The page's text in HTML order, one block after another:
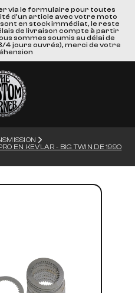
via le formulaire pour toutes
d'un article avec votre moto
en stock immédiat, le reste
de livraison compte à partir
sommes soumis au délai de
4 jours ouvrés), merci de votre
EN KEVLAR - BIG TWIN DE 1990